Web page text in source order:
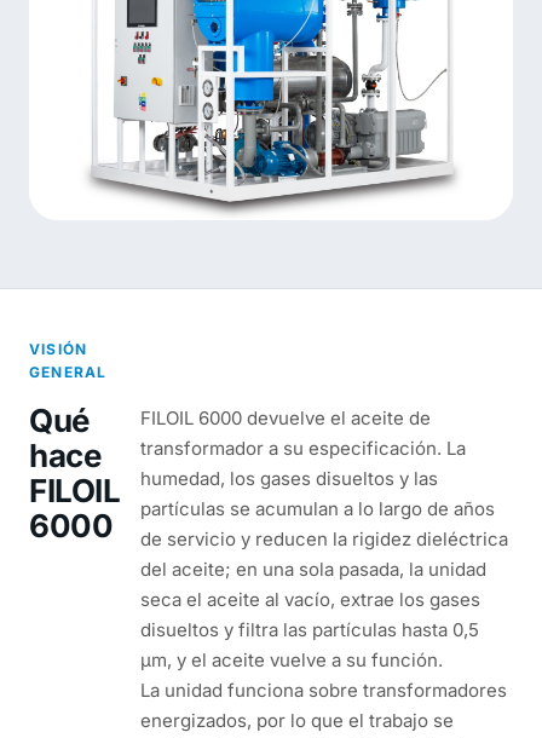
VISIÓN
GENERAL
Qué
hace
FILOIL
6000
FILOIL 6000 devuelve el aceite de
transformador a su especificación. La
humedad, los gases disueltos y las
partículas se acumulan a lo largo de años
de servicio y reducen la rigidez dieléctrica
del aceite; en una sola pasada, la unidad
seca el aceite al vacío, extrae los gases
disueltos y filtra las partículas hasta 0,5
µm, y el aceite vuelve a su función.
La unidad funciona sobre transformadores
energizados, por lo que el trabajo se